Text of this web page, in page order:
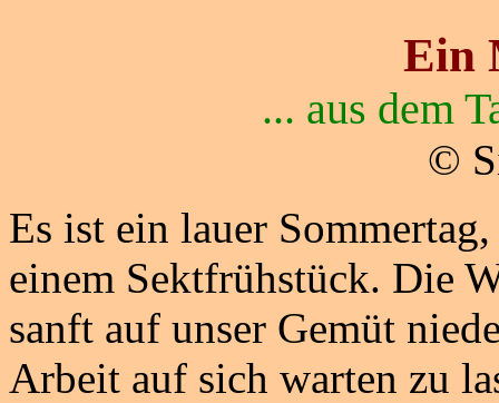
Ein
... aus dem
©
Es ist ein lauer
einem Sektfrühstück. Die
sanft auf unser Gemüt
Arbeit auf sich warten zu